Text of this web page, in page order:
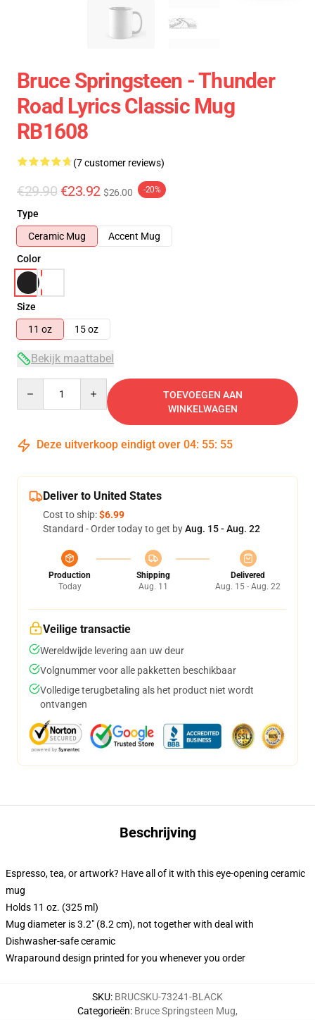
Bruce Springsteen - Thunder
Road Lyrics Classic Mug
RB1608
(7 customer reviews)
€29.90 €23.92 $26.00 -20%
Type
Ceramic Mug
Accent Mug
Color
Size
11 oz
15 oz
Bekijk maattabel
TOEVOEGEN AAN
WINKELWAGEN
Deze uitverkoop eindigt over 04: 55: 54
Deliver to United States
Cost to ship:$6.99
Standard - Order today to get byAug. 15 - Aug. 22
Production
Today
Shipping
Aug. 11
Delivered
Aug. 15 - Aug. 22
Veilige transactie
Wereldwijde levering aan uw deur
Volgnummer voor alle pakketten beschikbaar
Volledige terugbetaling als het product niet wordt
ontvangen
Beschrijving
Espresso, tea, or artwork? Have all of it with this eye-opening ceramic
mug
Holds 11 oz. (325 ml)
Mug diameter is 3.2" (8.2 cm), not together with deal with
Dishwasher-safe ceramic
Wraparound design printed for you whenever you order
SKU: BRUCSKU-73241-BLACK
Categorieën: Bruce Springsteen Mug,